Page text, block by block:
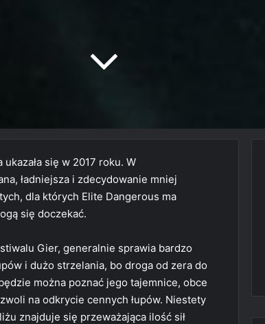
się w 2017 roku. W
ładniejsza i zdecydowanie mniej
dla których Elite Dangerous ma
się doczekać.
Gier, generalnie sprawia bardzo
i dużo strzelania, bo droga od zera do
można poznać jego tajemnice, obce
na odkrycie cennych łupów. Niestety
znajduje się przeważająca ilość sił